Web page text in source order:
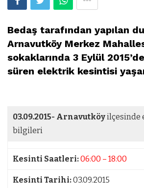
Bedaş tarafından yapılan
Arnavutköy Merkez
sokaklarında 3 Eylül
süren elektrik kesintisi
03.09.2015- Arnavutköyilçesinde
bilgileri
Kesinti Saatleri:06:00 – 18:00
Kesinti Tarihi:03.09.2015